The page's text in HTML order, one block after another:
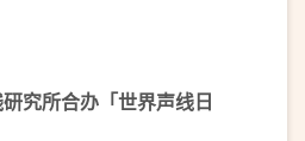
究所合办 「世界声线日